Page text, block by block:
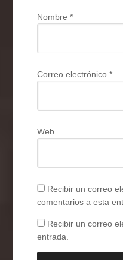
Nombre*
Correo electrónico*
Web
Recibir un correo
comentarios a esta
Recibir un correo
entrada.